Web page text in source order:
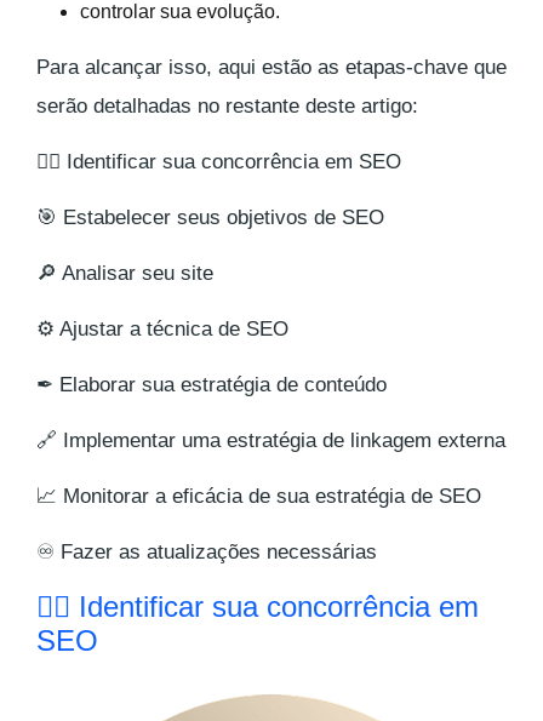
controlar sua evolução.
Para alcançar isso, aqui estão as etapas-chave que
serão detalhadas no restante deste artigo:
🕵️‍♂️ Identificar sua concorrência em SEO
🎯 Estabelecer seus objetivos de SEO
🔎 Analisar seu site
⚙ Ajustar a técnica de SEO
✒ Elaborar sua estratégia de conteúdo
🔗 Implementar uma estratégia de linkagem externa
📈 Monitorar a eficácia de sua estratégia de SEO
♾ Fazer as atualizações necessárias
🕵️‍♂️ Identificar sua concorrência em
SEO